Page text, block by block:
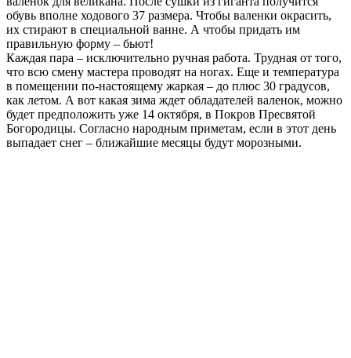
обувь вполне ходового 37 размера. Чтобы валенки окрасить,
их стирают в специальной ванне. А чтобы придать им
правильную форму – бьют!
Каждая пара – исключительно ручная работа. Трудная от того,
что всю смену мастера проводят на ногах. Еще и температура
в помещении по-настоящему жаркая – до плюс 30 градусов,
как летом. А вот какая зима ждет обладателей валенок, можно
будет предположить уже 14 октября, в Покров Пресвятой
Богородицы. Согласно народным приметам, если в этот день
выпадает снег – ближайшие месяцы будут морозными.